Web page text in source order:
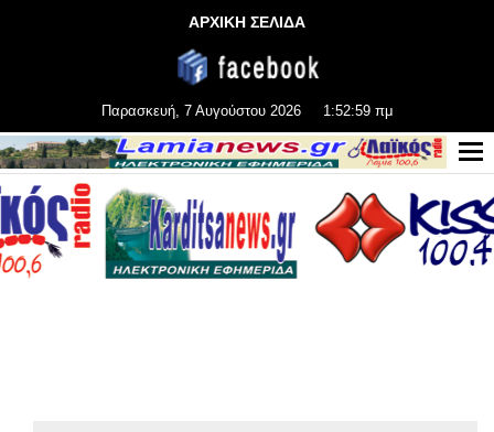
ΑΡΧΙΚΗ ΣΕΛΙΔΑ
Παρασκευή, 7 Αυγούστου 2026 1:53:00 πμ